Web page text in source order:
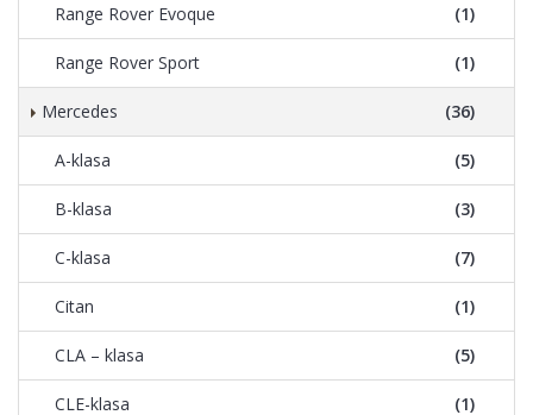
Range Rover Evoque (1)
Range Rover Sport (1)
Mercedes (36)
A-klasa (5)
B-klasa (3)
C-klasa (7)
Citan (1)
CLA – klasa (5)
CLE-klasa (1)